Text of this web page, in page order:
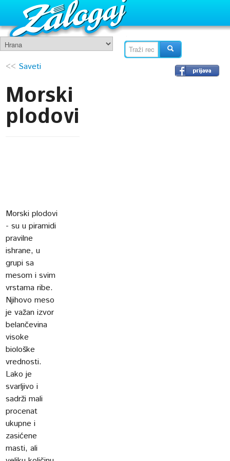
<< Saveti
Morski
plodovi
Morski plodovi
- su u piramidi
pravilne
ishrane, u
grupi sa
mesom i svim
vrstama ribe.
Njihovo meso
je važan izvor
belančevina
visoke
biološke
vrednosti.
Lako je
svarljivo i
sadrži mali
procenat
ukupne i
zasićene
masti, ali